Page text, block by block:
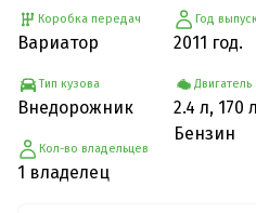
Коробка передач
Вариатор
Тип кузова
Внедорожник
Кол-во владельцев
1 владелец
Год
2011 год.
Двигатель
2.4 л, 170
Бензин